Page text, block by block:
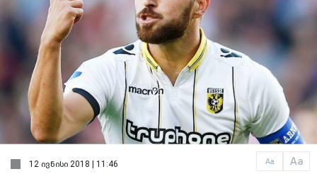
Aa Aa
12 ივნისი 2018 | 11:46